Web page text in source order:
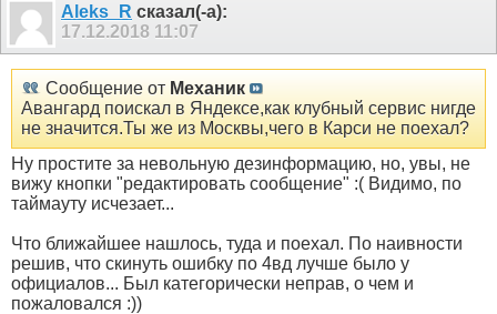
Aleks_R сказал(-а):
17.12.2018 11:07
Сообщение от Механик
Авангард поискал в Яндексе,как клубный сервис нигде
не значится.Ты же из Москвы,чего в Карси не поехал?
Ну простите за невольную дезинформацию, но, увы, не
вижу кнопки "редактировать сообщение" :( Видимо, по
таймауту исчезает...
Что ближайшее нашлось, туда и поехал. По наивности
решив, что скинуть ошибку по 4вд лучше было у
официалов... Был категорически неправ, о чем и
пожаловался :))